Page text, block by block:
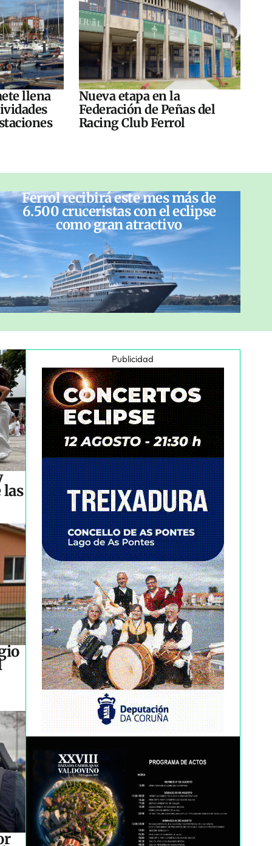
llena
Nueva etapa en la
Federación de Peñas del
Racing Club Ferrol
Ferrol recibirá este mes más de
6.500 cruceristas con el eclipse
como gran atractivo
las
Publicidad